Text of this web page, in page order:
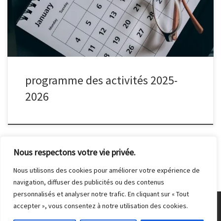
Nous respectons votre vie privée.
Nous utilisons des cookies pour améliorer votre expérience de
navigation, diffuser des publicités ou des contenus
personnalisés et analyser notre trafic. En cliquant sur « Tout
accepter », vous consentez à notre utilisation des cookies.
programme des activités 2025-
2026
© 2026Club Photo de Malakoff– Tous droits réservés